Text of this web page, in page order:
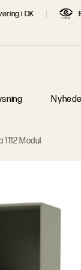
i DK
J. Wegner
Modul